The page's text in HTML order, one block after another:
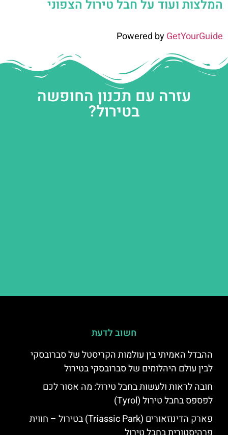
המלצות ועוד על חבל טירול הצפוני
Powered byGetYourGuide
עזרה עם תכנון החופשה
בטירול?
חשוב לדעת
ההבדל האמיתי בין עולמות הקריסטל של סברובסקי
לבין עולם היהלומים של סברובסקי בטירול
חובה לראות ולעשות בחבל טירול: מה אסור לכם
לפספס בחבל טירול (Tyrol)
פארק הדינוזאורים (Triassic Park) בטירול – חווית